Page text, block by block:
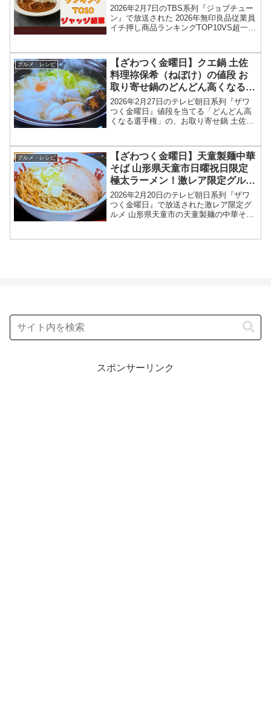
月7日
2026年2月7日のTBS系列『ジョブチュー
ン』で放送された 2026年無印良品従業員
イチ押し商品ランキングTOP10VS超一流
今回のジョブチューン・ジャッジ企画で
は、...
グルメ・レシピ
【ざわつく金曜日】クエ鍋 土佐
料理祢保希（ねぼけ）の値段 お
取り寄せ鍋のどんどん高くなる選
手権2026年2月27日
2026年2月27日のテレビ朝日系列『ザワ
つく金曜日』値段を当てる「どんどん高
くなる選手権」の、お取り寄せ鍋 土佐料
つく金曜日では「どんどん高くなる選手
権」と題して、冬に...
グルメ・レシピ
【ざわつく金曜日】天童製麺中華
そば 山形県天童市日曜祝日限定
極太ラーメン！激レア限定グルメ
お店情報2026年2月20日
2026年2月20日のテレビ朝日系列『ザワ
つく金曜日』で放送された激レア限定グ
ルメ 山形県天童市の天童製麺の中華そば
スポンサーリンク